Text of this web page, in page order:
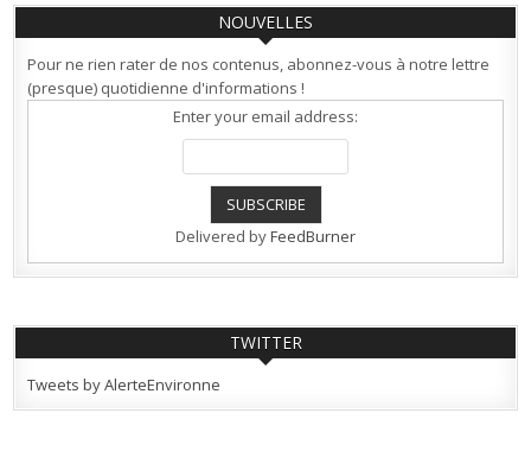
NOUVELLES
Pour ne rien rater de nos contenus, abonnez-vous à notre lettre
(presque) quotidienne d'informations !
Enter your email address:
Delivered byFeedBurner
TWITTER
Tweets by AlerteEnvironne